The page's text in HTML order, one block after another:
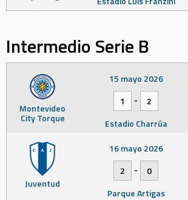
Intermedio Serie B
Montevideo
City Torque
15 mayo 2026
1
-
2
Estadio Charrúa
Juventud
16 mayo 2026
2
-
0
Parque Artigas